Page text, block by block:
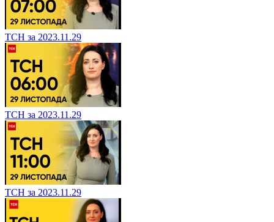
ТСН за 2023.11.29
ТСН за 2023.11.29
ТСН за 2023.11.29